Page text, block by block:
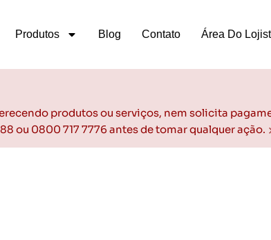
Produtos Blog Contato Área Do
produtos ou serviços, nem solicita
ou 0800 717 7776 antes de tomar qualquer ação.